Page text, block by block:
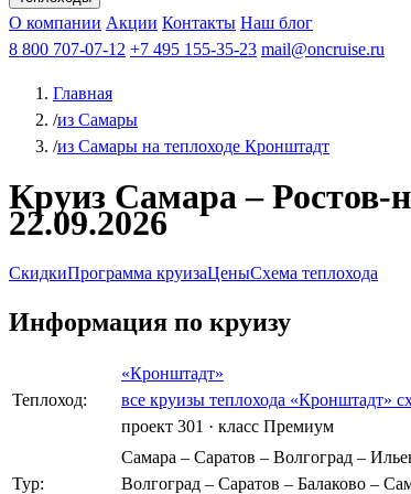
Афанасий Никитин Октябрьская революция
О компании Акции Контакты Наш блог
8 800 707-07-12 +7 495 155-35-23 mail@oncruise.ru
Главная
/из Самары
/из Самары на теплоходе Кронштадт
Круиз Самара – Ростов-
22.09.2026
СкидкиПрограмма круизаЦеныСхема теплохода
Информация по круизу
Теплоход:
«Кронштадт»
все круизы теплохода «Кронштадт»
проект 301 · класс Премиум
Тур:
Самара – Саратов – Волгоград –
Волгоград – Саратов – Балаково –